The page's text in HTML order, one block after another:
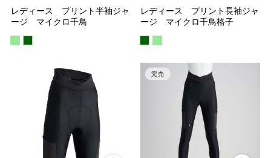
レディース プリント半袖ジャ
ージ マイクロ千鳥
レディース プリント長袖ジャ
ージ マイクロ千鳥格子
完売